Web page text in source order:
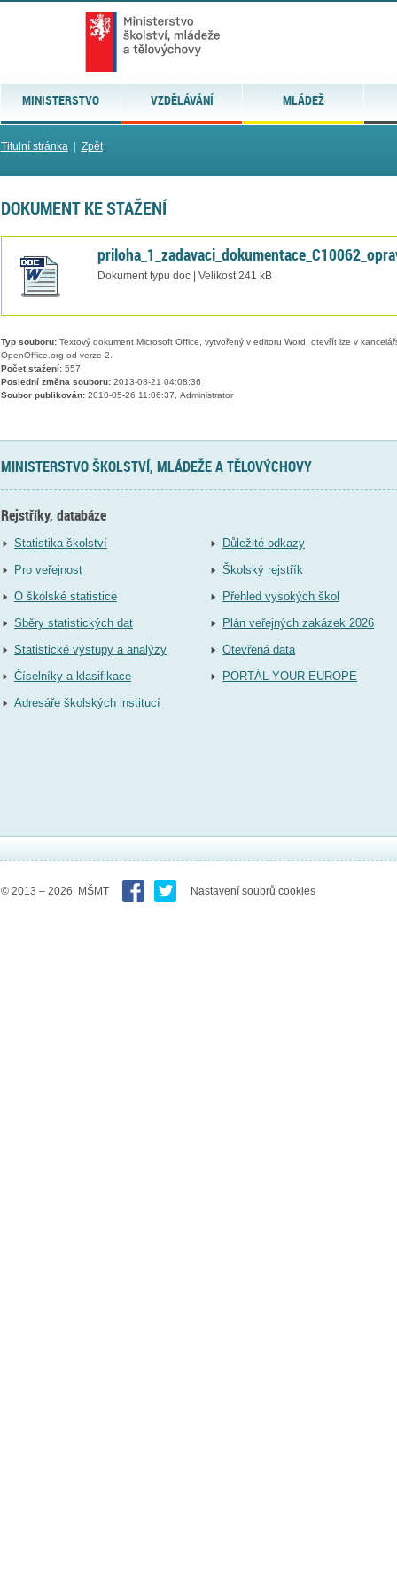
MINISTERSTVO VZDĚLÁVÁNÍ MLÁDEŽ
Titulní stránka| Zpět
DOKUMENT KE STAŽENÍ
Dokument typu doc | Velikost 241 kB
Typ souboru:Textový dokument Microsoft Office, vytvořený v editoru Word, otevřít lze v
OpenOffice.org od verze 2.
Počet stažení:557
Poslední změna souboru:2013-08-21 04:08:36
Soubor publikován:2010-05-26 11:06:37, Administrator
MINISTERSTVO ŠKOLSTVÍ, MLÁDEŽE A TĚLOVÝCHOVY
Rejstříky, databáze
Statistika školství
Pro veřejnost
O školské statistice
Sběry statistických dat
Statistické výstupy a analýzy
Číselníky a klasifikace
Adresáře školských institucí
Důležité odkazy
Školský rejstřík
Přehled vysokých škol
Plán veřejných zakázek 2026
Otevřená data
PORTÁL YOUR EUROPE
© 2013 – 2026 MŠMT Nastavení soubrů cookies